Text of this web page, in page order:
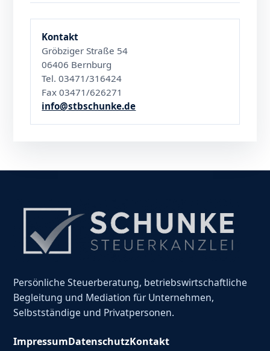
Kontakt
Gröbziger Straße 54
06406 Bernburg
Tel. 03471/316424
Fax 03471/626271
info@stbschunke.de
Persönliche Steuerberatung, betriebswirtschaftliche
Begleitung und Mediation für Unternehmen,
Selbstständige und Privatpersonen.
ImpressumDatenschutzKontakt